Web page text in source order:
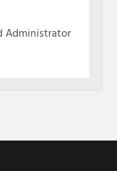
Administrator